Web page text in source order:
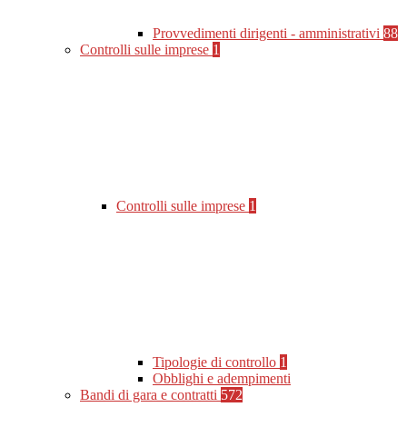
Provvedimenti dirigenti - amministrativi 88
Controlli sulle imprese 1
Controlli sulle imprese 1
Tipologie di controllo 1
Obblighi e adempimenti
Bandi di gara e contratti 572